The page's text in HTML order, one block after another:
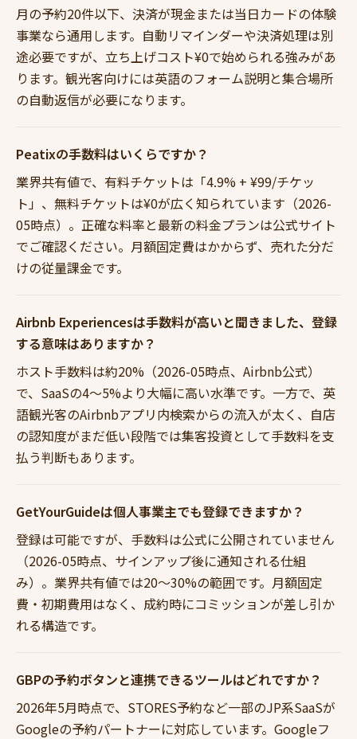
月の予約20件以下、決済が現金または当日カードの体験
事業なら通用します。自動リマインダーや決済処理は別
途必要ですが、立ち上げコスト¥0で始められる強みがあ
ります。観光客向けには英語のフォーム説明と集合場所
の自動返信が必要になります。
Peatixの手数料はいくらですか？
業界共有値で、有料チケットは「4.9% + ¥99/チケッ
ト」、無料チケットは¥0が広く知られています（2026-
05時点）。正確な料率と最新の料金プランは公式サイト
でご確認ください。月額固定費はかからず、売れた分だ
けの従量課金です。
Airbnb Experiencesは手数料が高いと聞きました、登録
する意味はありますか？
ホスト手数料は約20%（2026-05時点、Airbnb公式）
で、SaaSの4〜5%より大幅に高い水準です。一方で、英
語観光客のAirbnbアプリ内検索からの流入が太く、自店
の認知度がまだ低い段階では集客投資として手数料を支
払う判断もあります。
GetYourGuideは個人事業主でも登録できますか？
登録は可能ですが、手数料は公式に公開されていません
（2026-05時点、サインアップ後に通知される仕組
み）。業界共有値では20〜30%の範囲です。月額固定
費・初期費用はなく、成約時にコミッションが差し引か
れる構造です。
GBPの予約ボタンと連携できるツールはどれですか？
2026年5月時点で、STORES予約など一部のJP系SaaSが
Googleの予約パートナーに対応しています。Googleフ